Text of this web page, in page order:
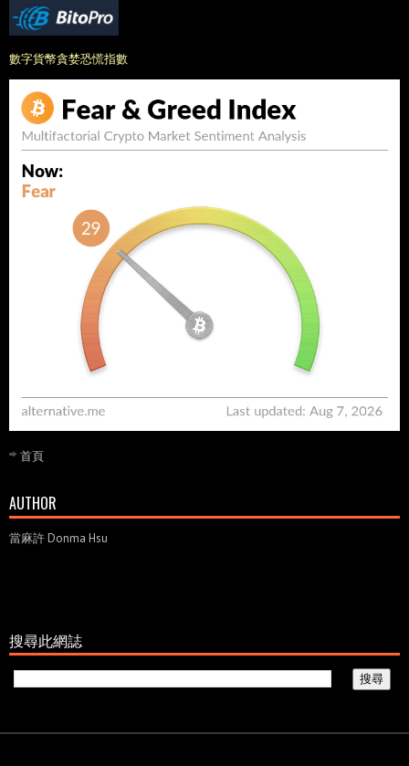
數字貨幣貪婪恐慌指數
首頁
AUTHOR
當麻許 Donma Hsu
搜尋此網誌